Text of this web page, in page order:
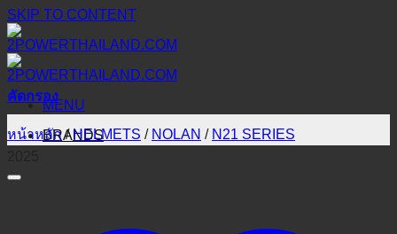
SKIP TO CONTENT
MENU
BRANDS
คัดกรอง
หน้าหลัก / HELMETS / NOLAN / N21 SERIES